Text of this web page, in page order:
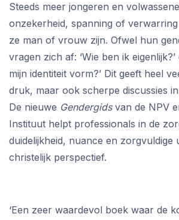
Steeds meer jongeren en
onzekerheid, spanning of
ze man of vrouw zijn. Ofwel hun
vragen zich af: ‘Wie ben ik
mijn identiteit vorm?’ Dit geeft heel
druk, maar ook scherpe discussies
De nieuwe Gendergidsvan de NPV
Instituut helpt professionals in de
duidelijkheid, nuance en zorgvuldige
christelijk perspectief.
‘Een zeer waardevol boek waar de